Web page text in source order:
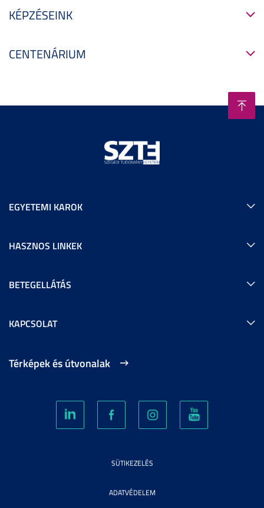
KÉPZÉSEINK
CENTENÁRIUM
EGYETEMI KAROK
HASZNOS LINKEK
BETEGELLÁTÁS
KAPCSOLAT
Térképek és útvonalak
SÜTIKEZELÉS
ADATVÉDELEM